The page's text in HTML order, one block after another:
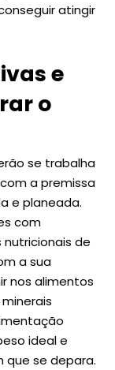
atingir
e
o
se trabalha
a premissa
e planeada.
com
de
a sua
nos alimentos
ideal e
que se depara.